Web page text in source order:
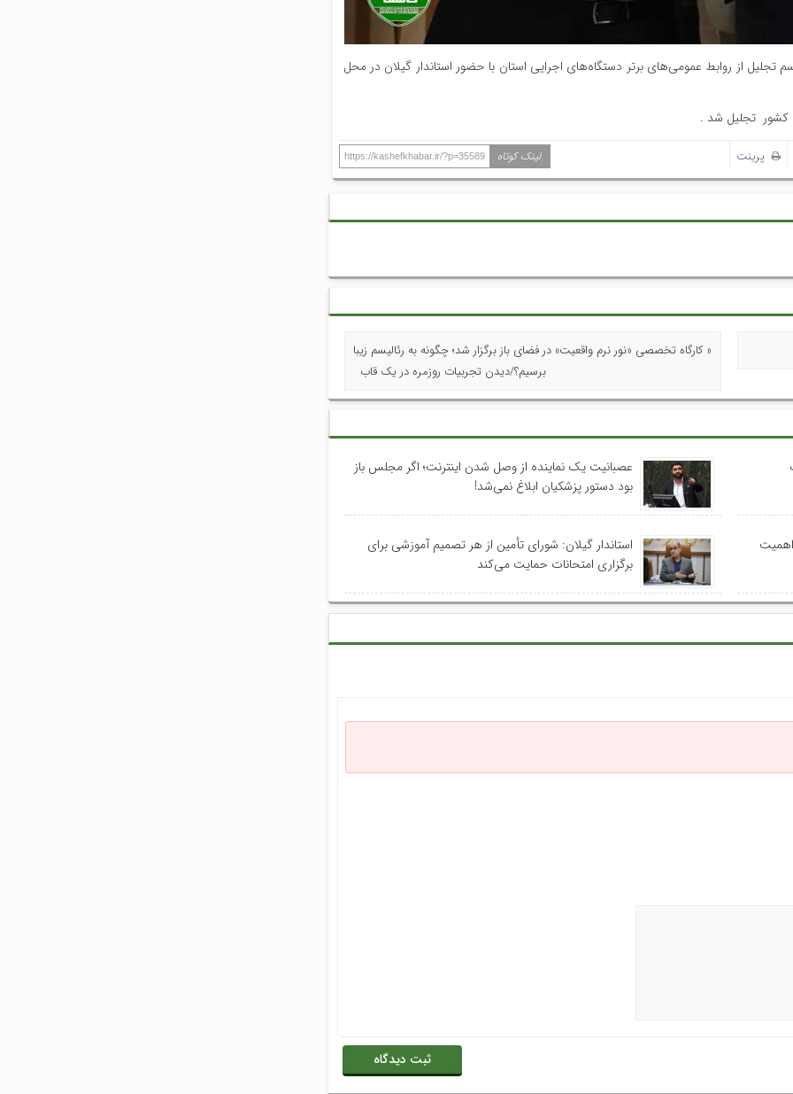
تجلیل از روابط عمومی‌های برتر دستگاه‌های اجرایی استان با حضور استاندار گیلان در محل
کشور تجلیل شد .
پرینت لینک کوتاه https://kashefkhabar.ir/?p=35589
« کارگاه تخصصی «نور نرم واقعیت» در فضای باز برگزار شد؛ چگونه به رئالیسم زیبا
برسیم؟/دیدن تجربیات روزمره در یک قاب
عصبانیت یک نماینده از وصل شدن اینترنت؛ اگر مجلس باز
بود دستور پزشکیان ابلاغ نمی‌شد!
استاندار گیلان: شورای تأمین از هر تصمیم آموزشی برای
برگزاری امتحانات حمایت می‌کند